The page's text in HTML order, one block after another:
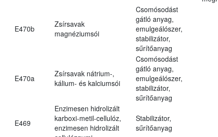
E470b
Zsírsavak
magnéziumsói
Csomósodást
gátló anyag,
emulgeálószer,
stabilizátor,
sűrítőanyag
E470a
Zsírsavak nátrium-,
kálium- és kalciumsói
Csomósodást
gátló anyag,
emulgeálószer,
stabilizátor,
sűrítőanyag
E469
Enzimesen hidrolizált
karboxi-metil-cellulóz,
enzimesen hidrolizált
Stabilizátor,
sűrítőanyag